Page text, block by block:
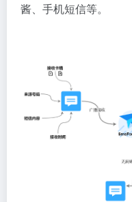
酱、手机短信等。